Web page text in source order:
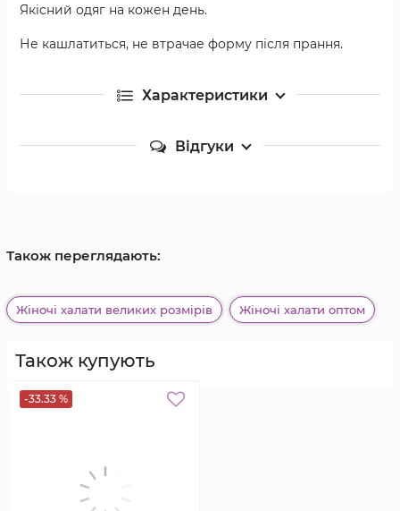
Якісний одяг на кожен день.
Не кашлатиться, не втрачае форму після прання.
Характеристики
Відгуки
Також переглядають:
Жіночі халати великих розмірів Жіночі халати оптом
Також купують
-33.33 %